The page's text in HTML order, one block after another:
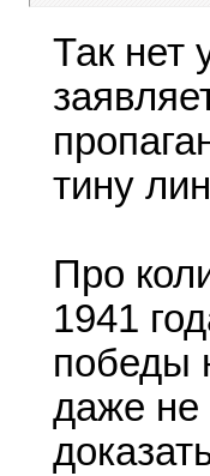
Так нет
тину
Про
1941
победы
даже не